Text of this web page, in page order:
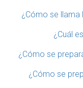
¿Cómo se llama
¿Cuál
¿Cómo se
¿Cómo se